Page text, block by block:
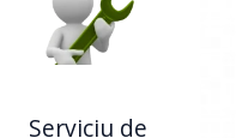
Serviciu de